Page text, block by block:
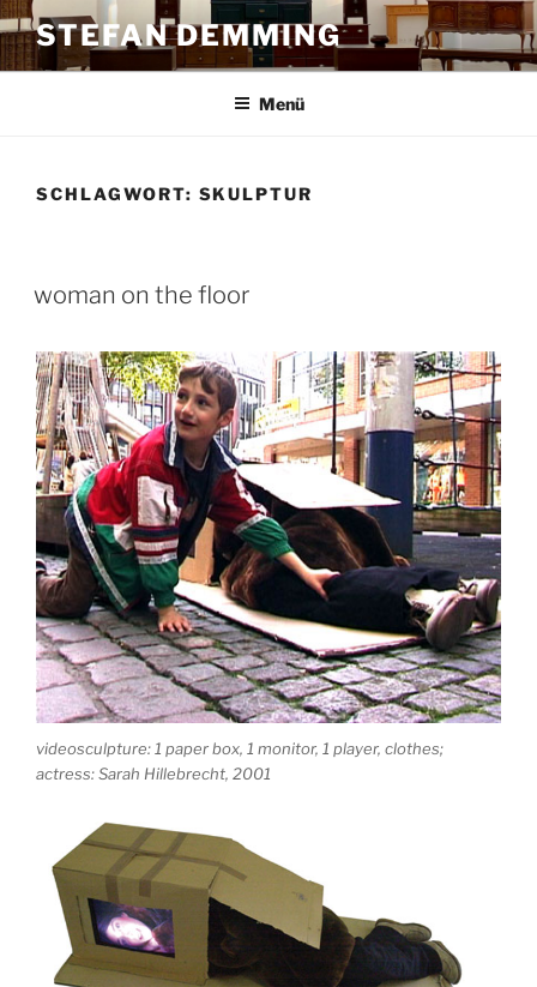
Zum
Inhalt
springen
STEFAN DEMMING
Menü
SCHLAGWORT: SKULPTUR
woman on the floor
videosculpture: 1 paper box, 1 monitor, 1 player, clothes;
actress: Sarah Hillebrecht, 2001